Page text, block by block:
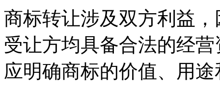
商标转让涉及双方利益
受让方均具备合法的经
应明确商标的价值、用